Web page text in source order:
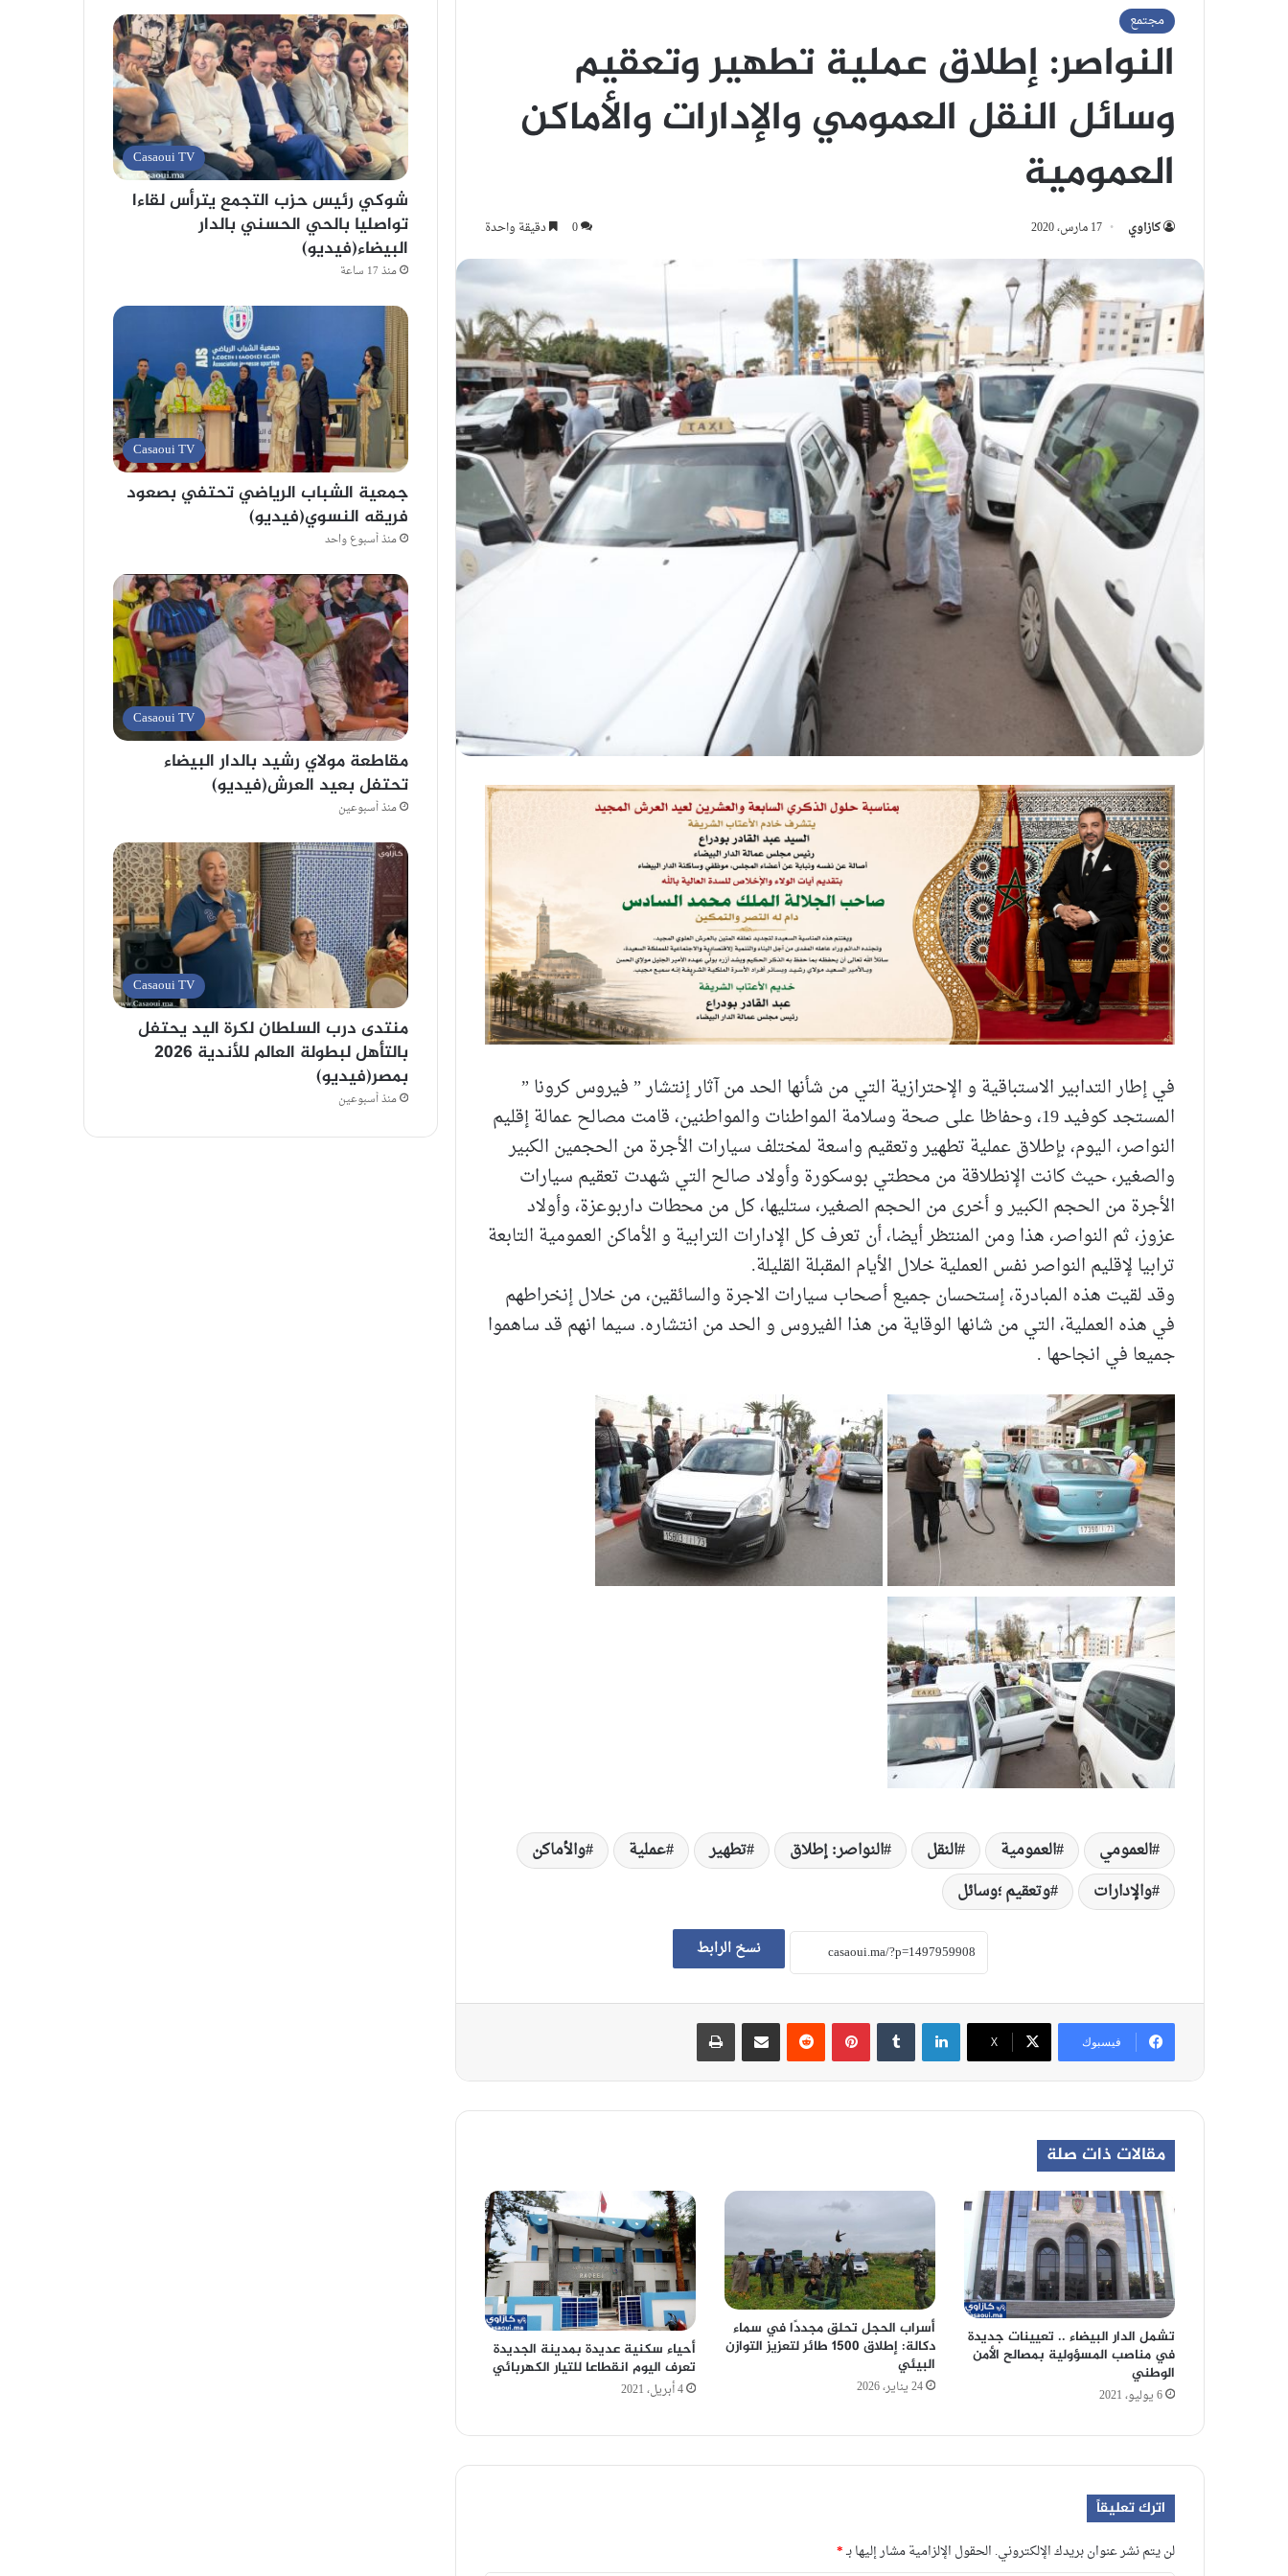
مجتمع
النواصر: إطلاق عملية تطهير وتعقيم
وسائل النقل العمومي والإدارات والأماكن
العمومية
كازاوي 17 مارس، 2020 0 دقيقة واحدة
في إطار التدابير الاستباقية و الإحترازية التي من شأنها الحد من آثار إنتشار ” فيروس كرونا ”
المستجد كوفيد 19، وحفاظا على صحة وسلامة المواطنات والمواطنين، قامت مصالح عمالة إقليم
النواصر، اليوم، بإطلاق عملية تطهير وتعقيم واسعة لمختلف سيارات الأجرة من الحجمين الكبير
والصغير، حيث كانت الإنطلاقة من محطتي بوسكورة وأولاد صالح التي شهدت تعقيم سيارات
الأجرة من الحجم الكبير و أخرى من الحجم الصغير، ستليها، كل من محطات داربوعزة، وأولاد
عزوز، ثم النواصر، هذا ومن المنتظر أيضا، أن تعرف كل الإدارات الترابية و الأماكن العمومية التابعة
ترابيا لإقليم النواصر نفس العملية خلال الأيام المقبلة القليلة.
وقد لقيت هذه المبادرة، إستحسان جميع أصحاب سيارات الاجرة والسائقين، من خلال إنخراطهم
في هذه العملية، التي من شانها الوقاية من هذا الفيروس و الحد من انتشاره. سيما انهم قد ساهموا
جميعا في انجاحها .
العمومي العمومية النقل النواصر: إطلاق تطهير عملية
والأماكن
والإدارات
وتعقيم ؛وسائل
نسخ الرابط
فيسبوك ‫X
لينكدإن بينتيريست
مقالات ذات صلة
تشمل الدار البيضاء .. تعيينات جديدة
في مناصب المسؤولية بمصالح الأمن
الوطني
6 يوليو، 2021
أسراب الحجل تحلق مجددًا في سماء
دكالة: إطلاق 1500 طائر لتعزيز التوازن
البيئي
24 يناير، 2026
أحياء سكنية عديدة بمدينة الجديدة
تعرف اليوم انقطاعا للتيار الكهربائي
4 أبريل، 2021
اترك تعليقاً
لن يتم نشر عنوان بريدك الإلكتروني. الحقول الإلزامية مشار إليها بـ*
Casaoui TV
شوكي رئيس حزب التجمع يترأس لقاءا
تواصليا بالحي الحسني بالدار
البيضاء(فيديو)
منذ 17 ساعة
Casaoui TV
جمعية الشباب الرياضي تحتفي بصعود
فريقه النسوي(فيديو)
منذ أسبوع واحد
Casaoui TV
مقاطعة مولاي رشيد بالدار البيضاء
تحتفل بعيد العرش(فيديو)
منذ أسبوعين
Casaoui TV
منتدى درب السلطان لكرة اليد يحتفل
بالتأهل لبطولة العالم للأندية 2026
بمصر(فيديو)
منذ أسبوعين